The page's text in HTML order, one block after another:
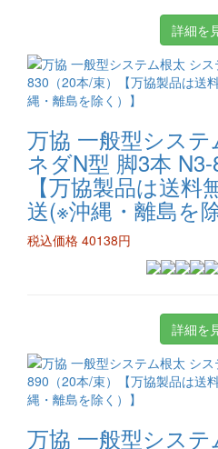
詳細を
万協 一般型シス
ネダN型 脚3本 N3-
【万協製品は送料
送(※沖縄・離島を
税込価格 40138円
詳細を
万協 一般型シス